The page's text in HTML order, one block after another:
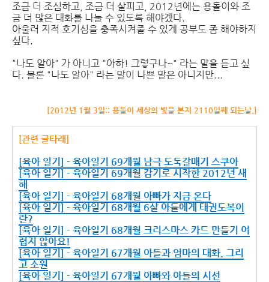
조금 더 조심하고, 조금 더 살피고, 2012년에는 용돌이와 조
금 더 많은 대화를 나눌 수 있도록 해야겠다.
아울러 지적 호기심을 충족시켜줄 수 있게 공부도 좀 해야하지
싶다.
"나도 알아" 가 아니고 "아하! 그렇구나~" 라는 말을 듣고 싶
다. 물론 "나도 알아" 라는 말이 나쁜 말은 아니지만...
[2012년 1월 3일:: 용돌이 세상의 빛을 본지 2110일째 되는날.]
[관련 글타래]
[육아 일기] - 육아일기 69개월 남극 도둑갈매기 스쿠아
[육아 일기] - 육아일기 69개월 감기로 시작한 2012년 새
해
[육아 일기] - 육아일기 68개월 아빠가 지금 온다
[육아 일기] - 육아일기 68개월 6살 아들에게 태권도복이
란?
[육아 일기] - 육아일기 68개월 크리스마스 카드 만들기 어
렵지 않아요!
[육아 일기] - 육아일기 67개월 아들과 엄마의 대화. 그리
고 소원
[육아 일기] - 육아일기 67개월 아빠와 아들의 시선